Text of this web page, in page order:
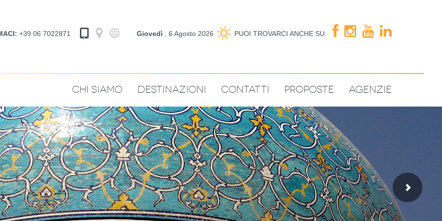
Giovedì , 6 Agosto 2026 PUOI TROVARCI ANCHE SU:
+39 06 7022871
Agenzie
Proposte
Contatti
Destinazioni
Chi Siamo